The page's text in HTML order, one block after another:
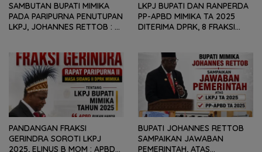
SAMBUTAN BUPATI MIMIKA
PADA PARIPURNA PENUTUPAN
LKPJ, JOHANNES RETTOB :
PENURUNAN FISKAL DAERAH
LKPJ BUPATI DAN RANPERDA
PP-APBD MIMIKA TA 2025
DITERIMA DPRK, 8 FRAKSI
KEPADA PEMERINTAH DAERAH
PANDANGAN FRAKSI
GERINDRA SOROTI LKPJ
2025, ELINUS B MOM : APBD
BUPATI JOHANNES RETTOB
SAMPAIKAN JAWABAN
PEMERINTAH, ATAS